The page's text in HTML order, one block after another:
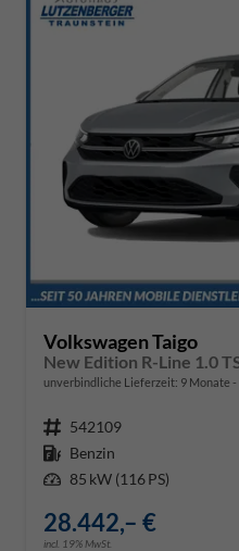
Volkswagen Taigo
unverbindliche Lieferzeit: 9 Monate
Fahrzeugnr. 542109
Kraftstoff Benzin
Leistung 85 kW (116 PS)
28.442,– €
incl. 19% MwSt.